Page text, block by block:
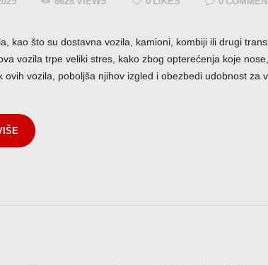
kao što su dostavna vozila, kamioni, kombiji ili drugi
vozila trpe veliki stres, kako zbog opterećenja koje
ovih vozila, poboljša njihov izgled i obezbedi udobnost za